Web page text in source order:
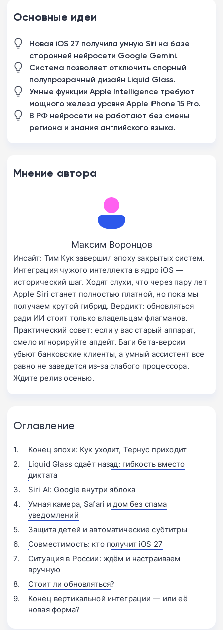
Основные идеи
Новая iOS 27 получила умную Siri на базе
сторонней нейросети Google Gemini.
Система позволяет отключить спорный
полупрозрачный дизайн Liquid Glass.
Умные функции Apple Intelligence требуют
мощного железа уровня Apple iPhone 15 Pro.
В РФ нейросети не работают без смены
региона и знания английского языка.
Мнение автора
Максим Воронцов
Инсайт: Тим Кук завершил эпоху закрытых систем.
Интеграция чужого интеллекта в ядро iOS —
исторический шаг. Ходят слухи, что через пару лет
Apple Siri станет полностью платной, но пока мы
получаем крутой гибрид. Вердикт: обновляться
ради ИИ стоит только владельцам флагманов.
Практический совет: если у вас старый аппарат,
смело игнорируйте апдейт. Баги бета-версии
убьют банковские клиенты, а умный ассистент все
равно не заведется из-за слабого процессора.
Ждите релиз осенью.
Оглавление
Конец эпохи: Кук уходит, Тернус приходит
Liquid Glass сдаёт назад: гибкость вместо
диктата
Siri AI: Google внутри яблока
Умная камера, Safari и дом без спама
уведомлений
Защита детей и автоматические субтитры
Совместимость: кто получит iOS 27
Ситуация в России: ждём и настраиваем
вручную
Стоит ли обновляться?
Конец вертикальной интеграции — или её
новая форма?